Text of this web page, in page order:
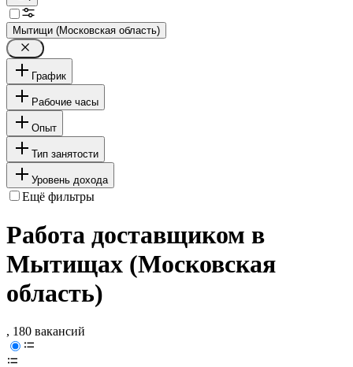
Мытищи (Московская область)
График
Рабочие часы
Опыт
Тип занятости
Уровень дохода
Ещё фильтры
Работа доставщиком в
Мытищах (Московская
область)
, 180 вакансий